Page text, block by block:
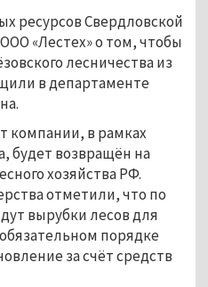
ресурсов Свердловской
«Лестех» о том, чтобы
лесничества из
в департаменте
компании, в рамках
будет возвращён на
хозяйства РФ.
отметили, что по
вырубки лесов для
порядке
за счёт средств